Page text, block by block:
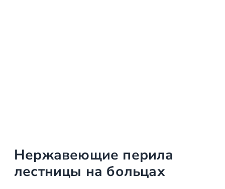
Нержавеющие перила
лестницы на больцах